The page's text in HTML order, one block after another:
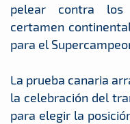
pelear contra los
certamen
para el
La prueba canaria
la celebración del
para elegir la